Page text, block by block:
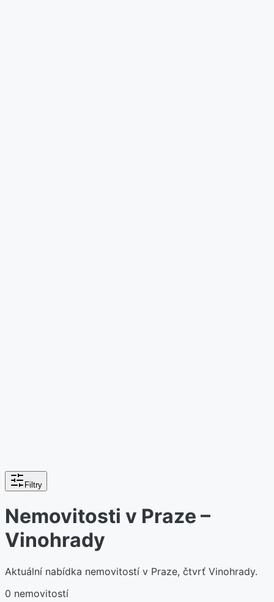
Filtry
Nemovitosti v Praze –
Vinohrady
Aktuální nabídka nemovitostí v Praze, čtvrť Vinohrady.
0 nemovitostí